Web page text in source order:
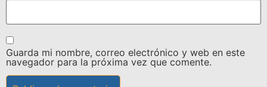
Guarda mi nombre, correo electrónico y web en este
navegador para la próxima vez que comente.